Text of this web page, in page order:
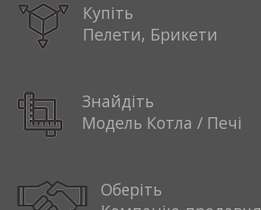
Купіть
Пелети, Брикети
Знайдіть
Модель Котла / Печі
Оберіть